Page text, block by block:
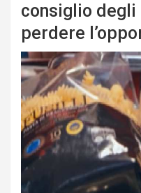
consiglio
perdere